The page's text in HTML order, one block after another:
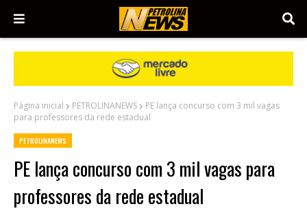
Página inicial PETROLINANEWS
PE lança concurso com 3 mil vagas
para professores da rede estadual
PETROLINANEWS
PE lança concurso com 3 mil vagas para
professores da rede estadual